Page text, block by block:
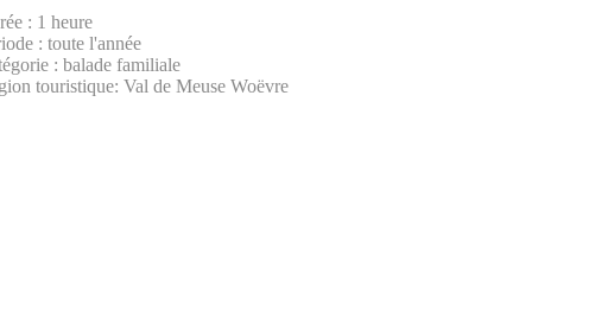
: 1 heure
: toute l'année
: balade familiale
touristique: Val de Meuse Woëvre